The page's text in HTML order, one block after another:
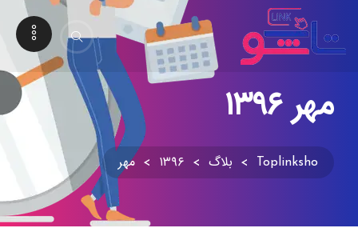
مهر ۱۳۹۶
Toplinksho
> بلاگ > ۱۳۹۶ > مهر